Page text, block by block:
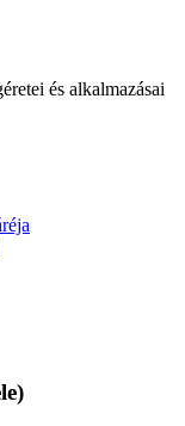
és alkalmazásai